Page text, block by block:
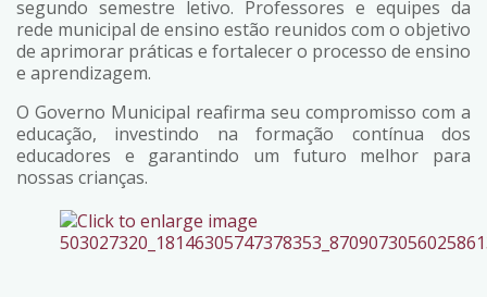
segundo semestre letivo. Professores e equipes da
rede municipal de ensino estão reunidos com o objetivo
de aprimorar práticas e fortalecer o processo de ensino
e aprendizagem.
O Governo Municipal reafirma seu compromisso com a
educação, investindo na formação contínua dos
educadores e garantindo um futuro melhor para
nossas crianças.